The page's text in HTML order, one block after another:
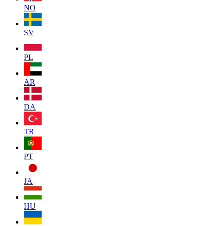
NO
SV
PL
AR
DA
TR
PT
JA
HU